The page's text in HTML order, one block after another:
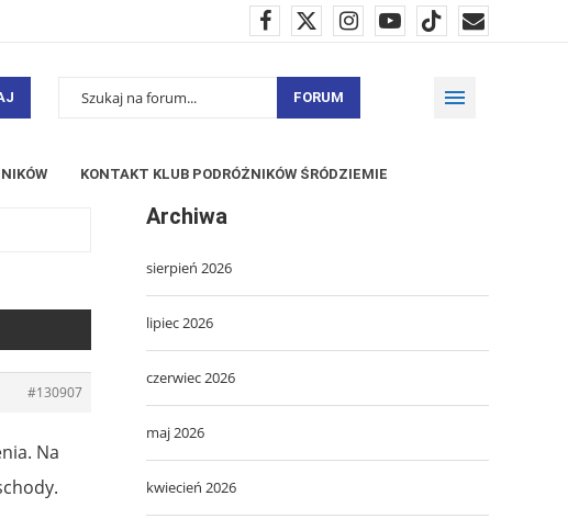
FORUM
KONTAKT KLUB PODRÓŻNIKÓW ŚRÓDZIEMIE
#130907
Na
Archiwa
sierpień 2026
lipiec 2026
czerwiec 2026
maj 2026
kwiecień 2026